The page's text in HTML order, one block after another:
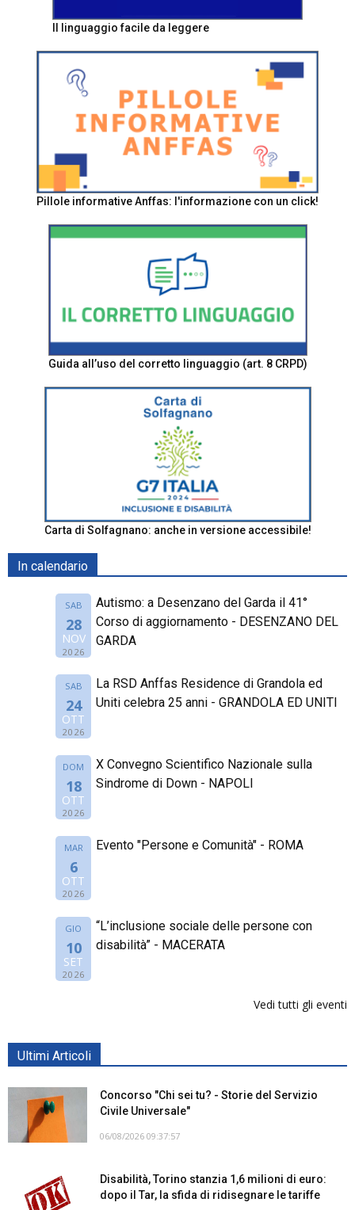
Il linguaggio facile da leggere
Pillole informative Anffas: l'informazione con un click!
Guida all’uso del corretto linguaggio (art. 8 CRPD)
Carta di Solfagnano: anche in versione accessibile!
In calendario
SAB
28
NOV
2026
Autismo: a Desenzano del Garda il 41°
Corso di aggiornamento - DESENZANO DEL
GARDA
SAB
24
OTT
2026
La RSD Anffas Residence di Grandola ed
Uniti celebra 25 anni - GRANDOLA ED UNITI
DOM
18
OTT
2026
X Convegno Scientifico Nazionale sulla
Sindrome di Down - NAPOLI
MAR
6
OTT
2026
Evento "Persone e Comunità" - ROMA
GIO
10
SET
2026
“L’inclusione sociale delle persone con
disabilità” - MACERATA
Vedi tutti gli eventi
Ultimi Articoli
Concorso "Chi sei tu? - Storie del Servizio
Civile Universale"
06/08/2026 09:37:57
Disabilità, Torino stanzia 1,6 milioni di euro:
dopo il Tar, la sfida di ridisegnare le tariffe